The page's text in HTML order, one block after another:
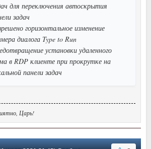
для переключения автоскрытия
задач
горизонтальное изменение
диалога Type to Run
установки удаленного
в RDP клиенте при прокрутке на
панели задач
Царь!